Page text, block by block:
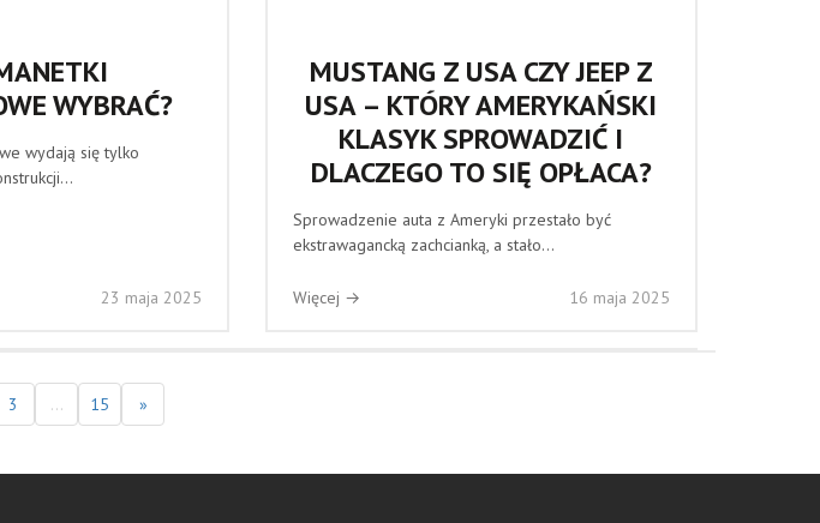
WYBRAĆ?
wydają się tylko
23 maja 2025
MUSTANG Z USA CZY JEEP Z
USA – KTÓRY AMERYKAŃSKI
KLASYK SPROWADZIĆ I
DLACZEGO TO SIĘ OPŁACA?
Sprowadzenie auta z Ameryki przestało być
ekstrawagancką zachcianką, a stało...
Więcej → 16 maja 2025
3 ... 15 »